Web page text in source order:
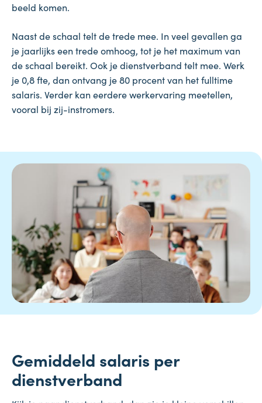
beeld komen.
Naast de schaal telt de trede mee. In veel gevallen ga
je jaarlijks een trede omhoog, tot je het maximum van
de schaal bereikt. Ook je dienstverband telt mee. Werk
je 0,8 fte, dan ontvang je 80 procent van het fulltime
salaris. Verder kan eerdere werkervaring meetellen,
vooral bij zij-instromers.
Gemiddeld salaris per
dienstverband